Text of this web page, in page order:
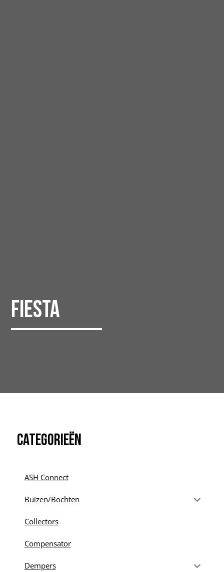
Fiesta
Categorieën
ASH Connect
Buizen/Bochten
Collectors
Compensator
Dempers